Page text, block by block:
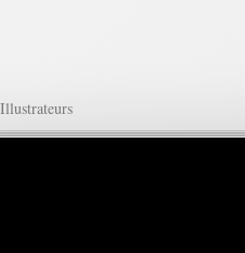
Illustrateurs